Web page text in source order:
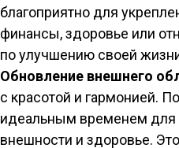
благоприятно для
финансы, здоровье или
по улучшению своей
Обновление внешнего
с красотой и гармонией.
идеальным временем для
внешности и здоровье.